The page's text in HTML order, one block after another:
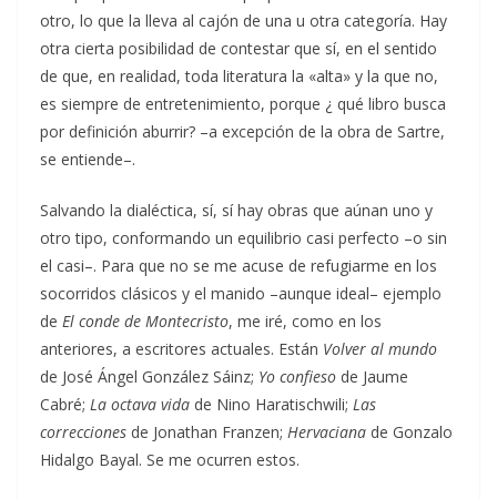
otro, lo que la lleva al cajón de una u otra categoría. Hay
otra cierta posibilidad de contestar que sí, en el sentido
de que, en realidad, toda literatura la «alta» y la que no,
es siempre de entretenimiento, porque ¿ qué libro busca
por definición aburrir? –a excepción de la obra de Sartre,
se entiende–.
Salvando la dialéctica, sí, sí hay obras que aúnan uno y
otro tipo, conformando un equilibrio casi perfecto –o sin
el casi–. Para que no se me acuse de refugiarme en los
socorridos clásicos y el manido –aunque ideal– ejemplo
de El conde de Montecristo, me iré, como en los
anteriores, a escritores actuales. Están Volver al mundo
de José Ángel González Sáinz; Yo confieso de Jaume
Cabré; La octava vida de Nino Haratischwili; Las
correcciones de Jonathan Franzen; Hervaciana de Gonzalo
Hidalgo Bayal. Se me ocurren estos.